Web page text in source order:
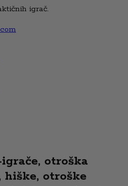
igrač.
otroška
hiške, otroške